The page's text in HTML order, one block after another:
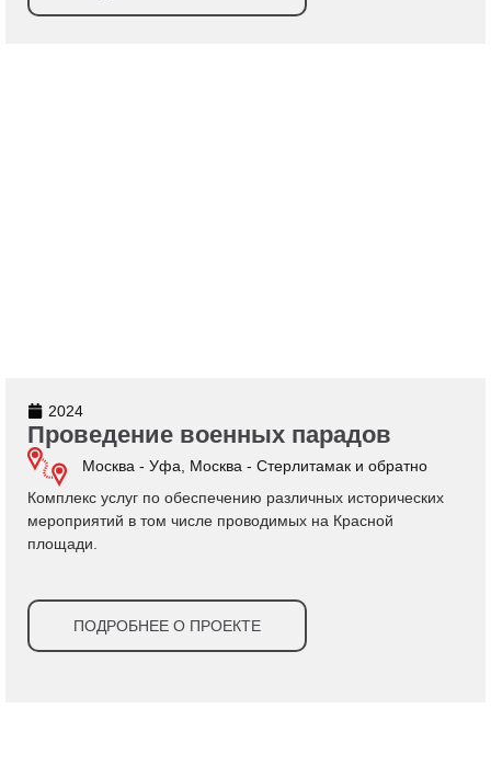
2024
Проведение военных парадов
Москва - Уфа, Москва - Стерлитамак и обратно
Комплекс услуг по обеспечению различных исторических
мероприятий в том числе проводимых на Красной
площади.
ПОДРОБНЕЕ О ПРОЕКТЕ